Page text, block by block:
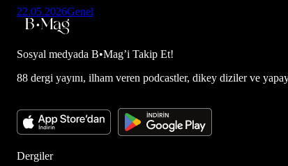
22.05.2026Genel
Sosyal medyada B•Mag’i Takip Et!
88 dergi yayını, ilham veren podcastler, dikey diziler ve
Dergiler